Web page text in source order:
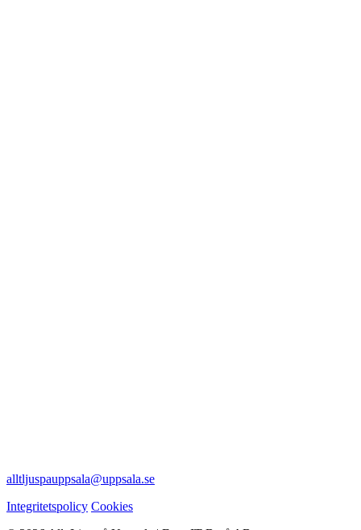
alltljuspauppsala@uppsala.se
Integritetspolicy Cookies